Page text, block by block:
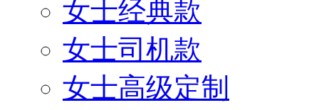
女士经典款
女士司机款
女士高级定制